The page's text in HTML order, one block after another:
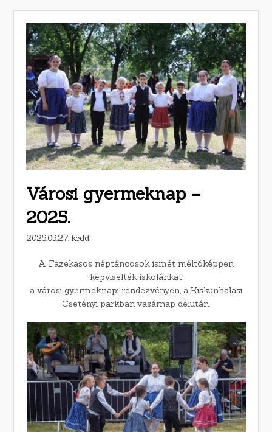
Városi gyermeknap –
2025.
2025.05.27. kedd
A Fazekasos néptáncosok ismét méltóképpen
képviselték iskolánkat
a városi gyermeknapi rendezvényen, a Kiskunhalasi
Csetényi parkban vasárnap délután.